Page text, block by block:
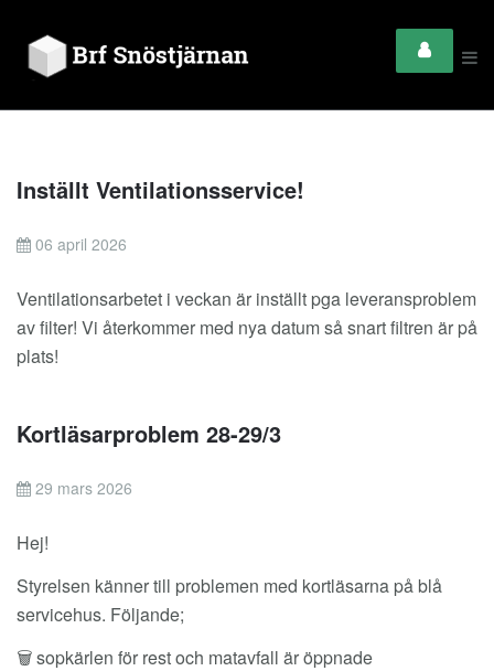
Inställt Ventilationsservice!
06 april 2026
Ventilationsarbetet i veckan är inställt pga leveransproblem
av filter! Vi återkommer med nya datum så snart filtren är på
plats!
Kortläsarproblem 28-29/3
29 mars 2026
Hej!
Styrelsen känner till problemen med kortläsarna på blå
servicehus. Följande;
🗑️ sopkärlen för rest och matavfall är öppnade